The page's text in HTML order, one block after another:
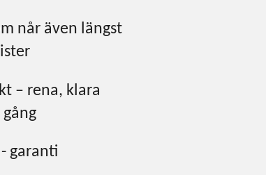
når även längst
– rena, klara
garanti